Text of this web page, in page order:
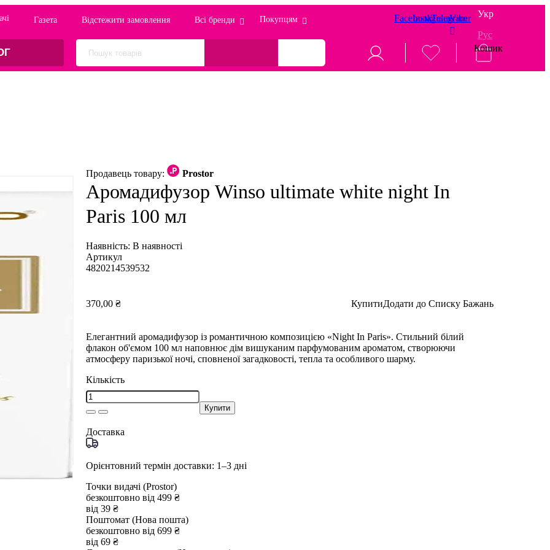
Газета Відстежити замовлення Всі бренди Покупцям FacebookInstagram
Telegram
Viber
Укр
Рус
Кошик
Продавець товару: Prostor
Аромадифузор Winso ultimate white night In
Paris 100 мл
Наявність: В наявності
Артикул
4820214539532
370,00 ₴ КупитиДодати до Списку Бажань
Елегантний аромадифузор із романтичною композицією «Night In Paris». Стильний білий
флакон об'ємом 100 мл наповнює дім вишуканим парфумованим ароматом, створюючи
атмосферу паризької ночі, сповненої загадковості, тепла та особливого шарму.
Кількість
Купити
Доставка
Орієнтовний термін доставки: 1–3 дні
Точки видачі (Prostor)
безкоштовно від 499 ₴
від 39 ₴
Поштомат (Нова пошта)
безкоштовно від 699 ₴
від 69 ₴